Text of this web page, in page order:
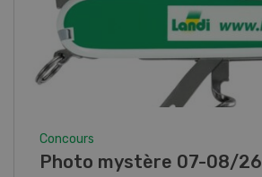
Concours
Photo mystère 07-08/26